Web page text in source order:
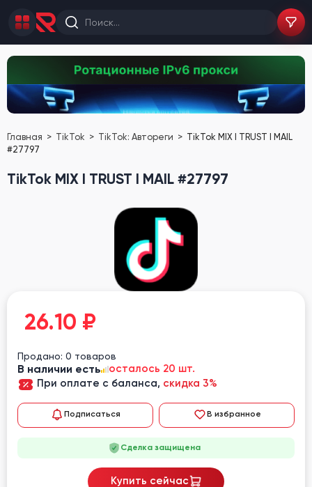
Главная TikTok TikTok: Автореги
TikTok MIX I TRUST I MAIL
#27797
TikTok MIX I TRUST I MAIL #27797
26.10 ₽
Продано: 0 товаров
В наличии есть
осталось 20 шт.
При оплате с баланса, скидка 3%
Подписаться В избранное
Сделка защищена
Купить сейчас